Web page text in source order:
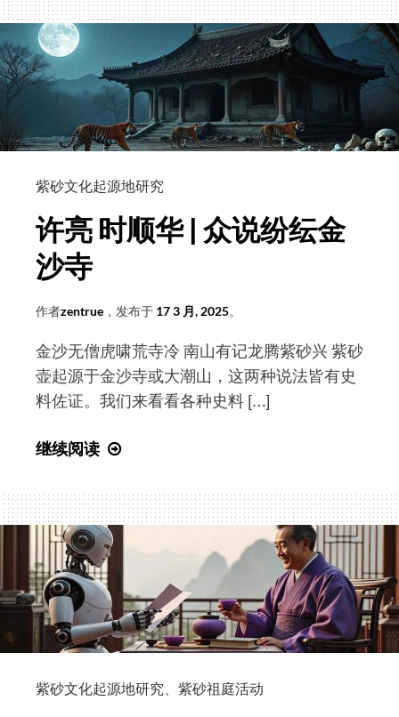
尔
理
赠
送
紫
作
品
须
我
法
妙
难
——
砂
系
探
紫砂文化起源地研究
许亮 时顺华 | 众说纷纭金
沙寺
作者zentrue ，发布于 17 3 月, 2025。
金沙无僧虎啸荒寺冷 南山有记龙腾紫砂兴 紫砂
壶起源于金沙寺或大潮山，这两种说法皆有史
料佐证。我们来看看各种史料 […]
继续阅读
时
顺
众
说
纷
金
紫砂文化起源地研究 紫砂祖庭活动